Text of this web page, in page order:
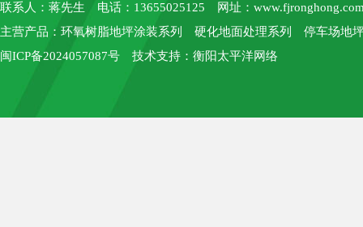
联系人：蒋先生 电话：13655025125 网址：
主营产品：环氧树脂地坪涂装系列 硬化地面处理系列 停车场
闽ICP备2024057087号 技术支持： 衡阳太平洋网络